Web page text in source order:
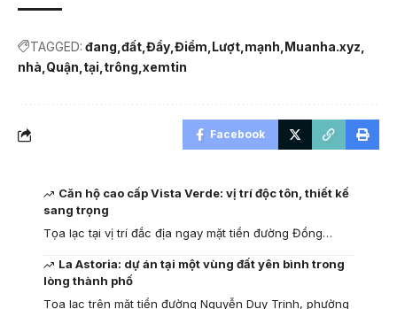
TAGGED: đang đất Đẩy Điểm Lượt mạnh Muanha.xyz
nhà Quận tại trông xemtin
Facebook
Căn hộ cao cấp Vista Verde: vị trí độc tôn, thiết kế
sang trọng
Tọa lạc tại vị trí đắc địa ngay mặt tiền đường Đồng…
La Astoria: dự án tại một vùng đất yên bình trong
lòng thành phố
Tọa lạc trên mặt tiền đường Nguyễn Duy Trinh, phường